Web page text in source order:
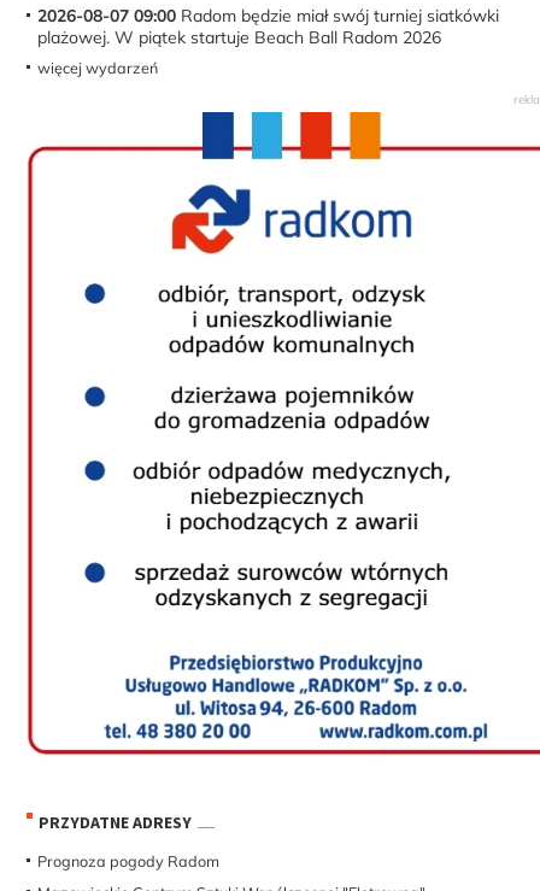
2026-08-07 09:00 Radom będzie miał swój turniej siatkówki
plażowej. W piątek startuje Beach Ball Radom 2026
więcej wydarzeń
PRZYDATNE ADRESY
Prognoza pogody Radom